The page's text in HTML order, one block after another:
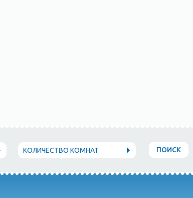
КОЛИЧЕСТВО КОМНАТ ПОИСК